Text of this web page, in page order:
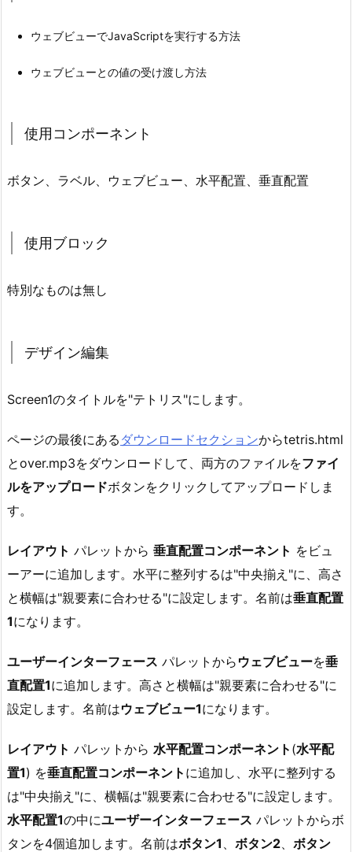
ウェブビューでJavaScriptを実行する方法
ウェブビューとの値の受け渡し方法
使用コンポーネント
ボタン、ラベル、ウェブビュー、水平配置、垂直配置
使用ブロック
特別なものは無し
デザイン編集
Screen1のタイトルを"テトリス"にします。
ページの最後にある ダウンロードセクションからtetris.html
とover.mp3をダウンロードして、両方のファイルをファイ
ルをアップロードボタンをクリックしてアップロードしま
す。
レイアウト パレットから 垂直配置コンポーネント をビュ
ーアーに追加します。水平に整列するは"中央揃え"に、高さ
と横幅は"親要素に合わせる"に設定します。名前は垂直配置
1になります。
ユーザーインターフェース パレットから ウェブビューを垂
直配置1に追加します。高さと横幅は"親要素に合わせる"に
設定します。名前はウェブビュー1になります。
レイアウト パレットから 水平配置コンポーネント (水平配
置1) を垂直配置コンポーネント に追加し、水平に整列する
は"中央揃え"に、横幅は"親要素に合わせる"に設定します。
水平配置1の中にユーザーインターフェース パレットからボ
タンを4個追加します。名前はボタン1 ボタン2
ボタン